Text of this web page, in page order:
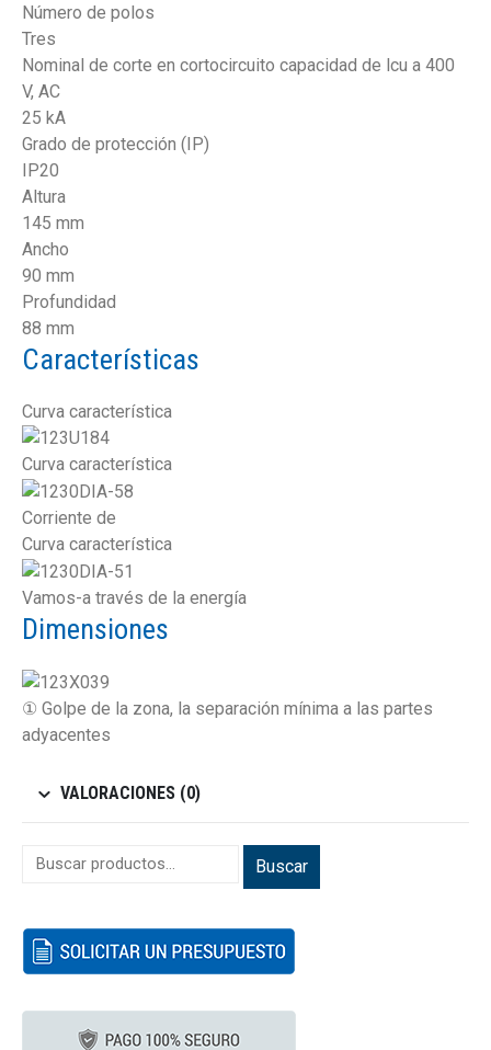
Número de polos
Tres
Nominal de corte en cortocircuito capacidad de lcu a 400
V, AC
25 kA
Grado de protección (IP)
IP20
Altura
145 mm
Ancho
90 mm
Profundidad
88 mm
Características
Curva característica
Curva característica
Corriente de
Curva característica
Vamos-a través de la energía
Dimensiones
① Golpe de la zona, la separación mínima a las partes
adyacentes
VALORACIONES (0)
Buscar